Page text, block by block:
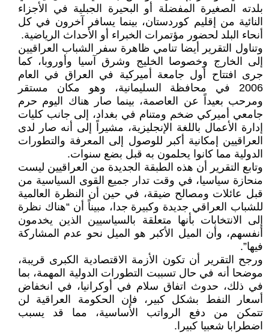
بلدته الصغيرة المفضلة أو البحيرة الجبلية في الأجزاء
النائية من إقليم كوردستان، بينما يسافر آخرون في كل
أنحاء البلد لحضور مؤتمرات الخبراء أو الأحداث الرياضية.
وتناول التقرير أيضا تنامي ظاهرة سفر الشباب العراقيين
إلى الخارج وخصوصا الخليج وشرق آسيا وأوروبا، كما
جرى افتتاح أول جامعة أميركية في العراق في العام
2006 في محافظة السليمانية، وهو مكان مستقر
ومرحب بعيداً عن العاصمة، بينما صار هناك اليوم حرم
جامعي أميركي ضخم ومتنام في بغداد، إلى جانب كليات
إدارة الأعمال باللغة الإنجليزية، مشيراً إلى أنه صار لدى
العراقيين إمكانية أكبر للوصول إلى المعرفة والتطورات
الدولية مما كانوا يحلمون به قبل بضع سنوات.
وتابع التقرير أن هذه الطبقة الجديدة من العراقيين ليست
منحازة سياسيا، في وقت تدار جميع القوى السياسية من
قبل عائلات ومصالح ضيقة، في حين أن النظرة العالمية
للشباب العراقي جديدة وكبيرة جدا، مبيناً أن “هناك نظرة
إلى الانتخابات بأنها متعلقة بالسياسيين الذين يخدمون
أنفسهم، وأن الميل الأكبر هو الميل نحو عدم المشاركة
فيها”.
ورجح التقرير أن تكون الأزمة الاقتصادية الكبرى قريبة،
موضحا أنه في حال تسببت التطورات الدولية المهمة، بما
في ذلك، حدوث اتفاق سلام في أوكرانيا، في انخفاض
أسعار النفط بشكل كبير، فإن الحكومة العراقية لن
تتمكن من دفع الرواتب الأساسية، مما قد يسبب
اضطرابا شعبيا كبيرا.